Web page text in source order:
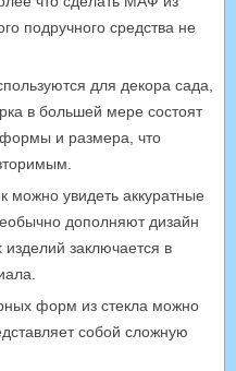
подручного средства не
для декора сада,
в большей мере состоят
и размера, что
можно увидеть аккуратные
дополняют дизайн
изделий заключается в
форм из стекла можно
собой сложную